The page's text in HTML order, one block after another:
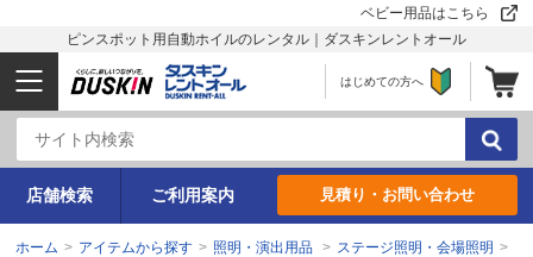
ベビー用品はこちら
ピンスポット用自動ホイルのレンタル｜ダスキンレントオール
はじめての方へ
店舗検索 ご利用案内 見積り・お問い合わせ
ホーム > アイテムから探す > 照明・演出用品 > ステージ照明・会場照明 >